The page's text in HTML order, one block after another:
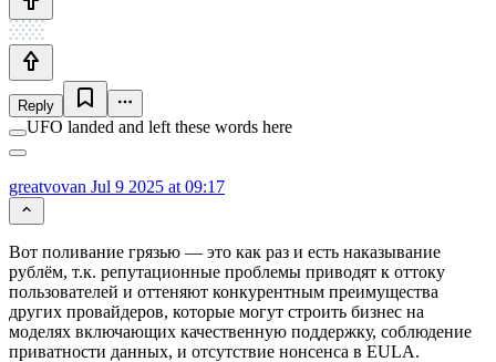
Reply
UFO landed and left these words here
greatvovan Jul 9 2025 at 09:17
Вот поливание грязью — это как раз и есть наказывание
рублём, т.к. репутационные проблемы приводят к оттоку
пользователей и оттеняют конкурентным преимущества
других провайдеров, которые могут строить бизнес на
моделях включающих качественную поддержку, соблюдение
приватности данных, и отсутствие нонсенса в EULA.